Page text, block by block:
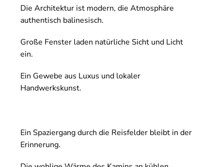
Die Architektur ist modern, die Atmosphäre
authentisch balinesisch.
Große Fenster laden natürliche Sicht und Licht
ein.
Ein Gewebe aus Luxus und lokaler
Handwerkskunst.
Ein Spaziergang durch die Reisfelder bleibt in der
Erinnerung.